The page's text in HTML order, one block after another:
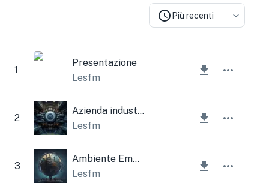
Più recenti
1
Presentazione
Lesfm
2
Azienda industriale
Lesfm
3
Ambiente Emotivo Triste
Lesfm